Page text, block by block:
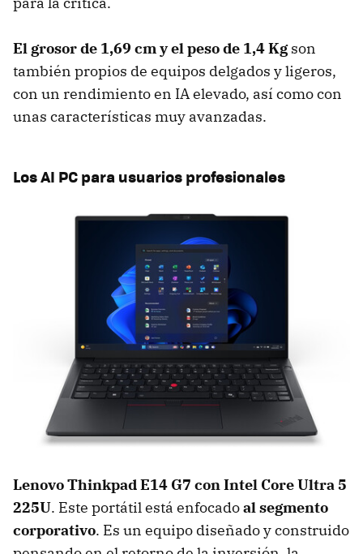
El grosor de 1,69 cm y el peso de 1,4 Kgson
también propios de equipos delgados y ligeros,
con un rendimiento en IA elevado, así como con
unas características muy avanzadas.
Los AI PC para usuarios profesionales
Lenovo Thinkpad E14 G7 con Intel Core Ultra 5
225U. Este portátil está enfocadoal segmento
corporativo. Es un equipo diseñado y construido